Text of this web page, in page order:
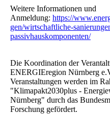
Weitere Informationen und
Anmeldung: https://
gen/wirtschaftliche-
passivhauskomponenten/
Die Koordination der
ENERGIEregion Nürnberg
Veranstaltungen werden im
"Klimapakt2030plus -
Nürnberg" durch das
Forschung gefördert.